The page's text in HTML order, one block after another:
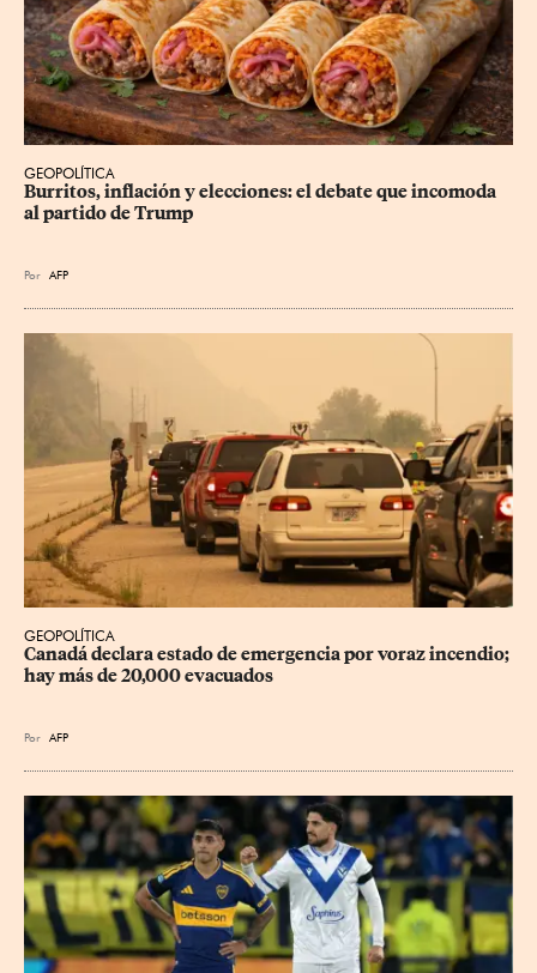
GEOPOLÍTICA
Burritos, inflación y elecciones: el debate que incomoda
al partido de Trump
Por AFP
GEOPOLÍTICA
Canadá declara estado de emergencia por voraz incendio;
hay más de 20,000 evacuados
Por AFP